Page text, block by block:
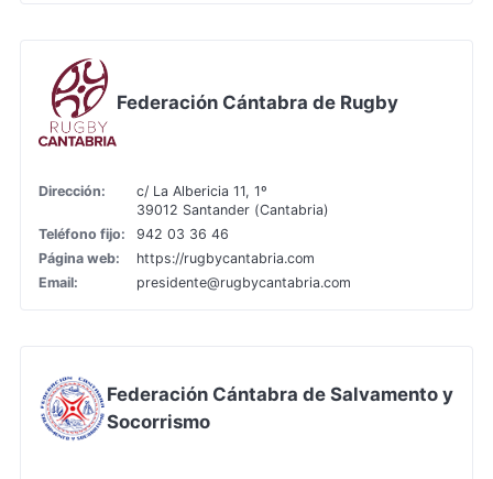
Federación Cántabra de Rugby
Dirección:
c/ La Albericia 11, 1º
39012 Santander (Cantabria)
Teléfono fijo:
942 03 36 46
Página web:
https://rugbycantabria.com
Email:
presidente@rugbycantabria.com
Federación Cántabra de Salvamento y
Socorrismo